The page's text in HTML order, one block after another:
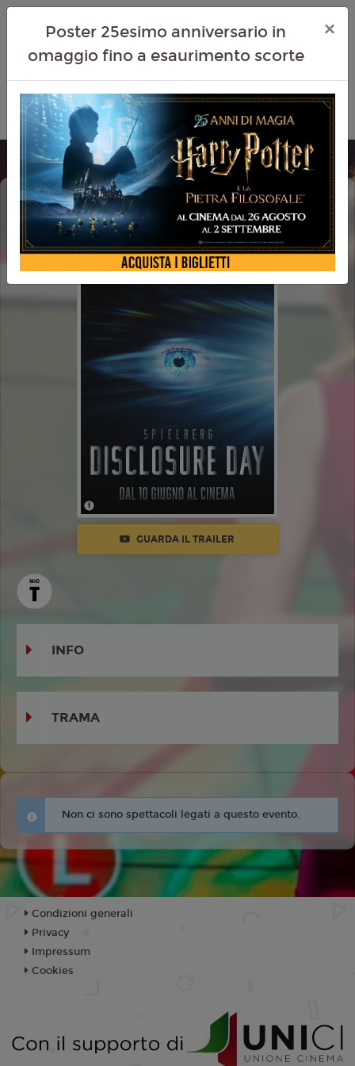
DISCLOSURE DAY
GUARDA IL TRAILER
INFO
TRAMA
Non ci sono spettacoli legati a questo evento.
Poster 25esimo anniversario in
omaggio fino a esaurimento scorte
×
Condizioni generali
Privacy
Impressum
Cookies